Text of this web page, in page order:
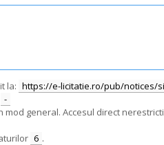
la: https://e-licitatie.ro/pub/notices/
-
general. Accesul direct
6 .